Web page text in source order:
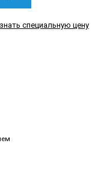
специальную цену